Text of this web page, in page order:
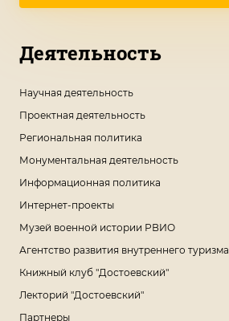
Деятельность
Научная деятельность
Проектная деятельность
Региональная политика
Монументальная деятельность
Информационная политика
Интернет-проекты
Музей военной истории РВИО
Агентство развития внутреннего туризма
Книжный клуб "Достоевский"
Лекторий "Достоевский"
Партнеры